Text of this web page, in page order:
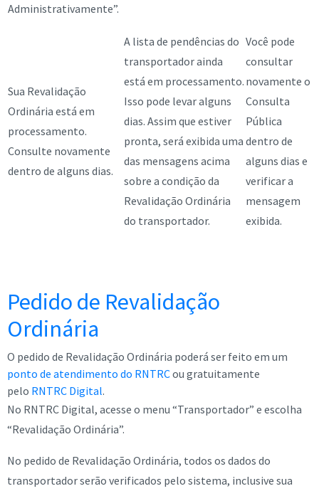
Administrativamente”.
Sua Revalidação
Ordinária está em
processamento.
Consulte novamente
dentro de alguns dias.
A lista de pendências do
transportador ainda
está em processamento.
Isso pode levar alguns
dias. Assim que estiver
pronta, será exibida uma
das mensagens acima
sobre a condição da
Revalidação Ordinária
do transportador.
Você pode
consultar
novamente o
Consulta
Pública
dentro de
alguns dias e
verificar a
mensagem
exibida.
Pedido de Revalidação
Ordinária
O pedido de Revalidação Ordinária poderá ser feito em um
ponto de atendimento do RNTRCou gratuitamente
pelo RNTRC Digital.
No RNTRC Digital, acesse o menu “Transportador” e escolha
“Revalidação Ordinária”.
No pedido de Revalidação Ordinária, todos os dados do
transportador serão verificados pelo sistema, inclusive sua